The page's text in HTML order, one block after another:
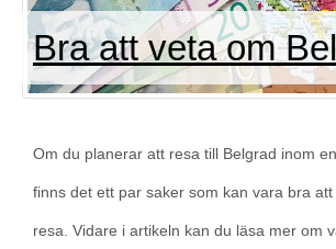
Bra att veta om
Om du planerar att resa till Belgrad inom
finns det ett par saker som kan vara bra
resa. Vidare i artikeln kan du läsa mer om